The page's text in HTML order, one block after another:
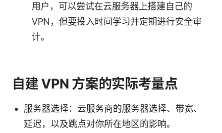
用户，可以尝试在云服务器上搭建自己的
VPN，但要投入时间学习并定期进行安全审
计。
自建 VPN 方案的实际考量点
服务器选择：云服务商的服务器选择、带宽、
延迟，以及跳点对你所在地区的影响。